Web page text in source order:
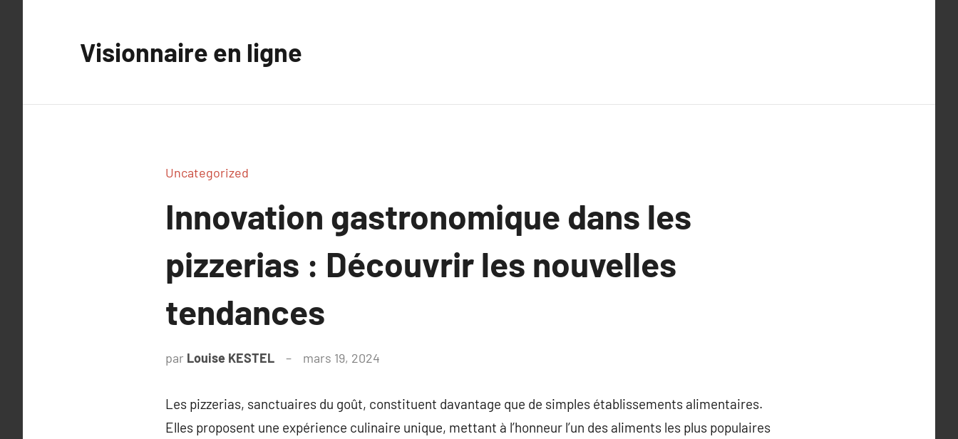
Visionnaire en ligne
Uncategorized
Innovation gastronomique dans les
pizzerias : Découvrir les nouvelles
tendances
par Louise KESTEL mars 19, 2024
Les pizzerias, sanctuaires du goût, constituent davantage que de simples établissements alimentaires.
Elles proposent une expérience culinaire unique, mettant à l’honneur l’un des aliments les plus populaires